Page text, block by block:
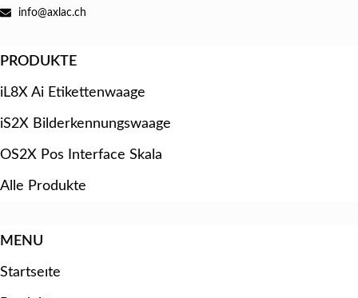
info@axlac.ch
PRODUKTE
iL8X Ai Etikettenwaage
iS2X Bilderkennungswaage
OS2X Pos Interface Skala
Alle Produkte
MENU
Startseıte